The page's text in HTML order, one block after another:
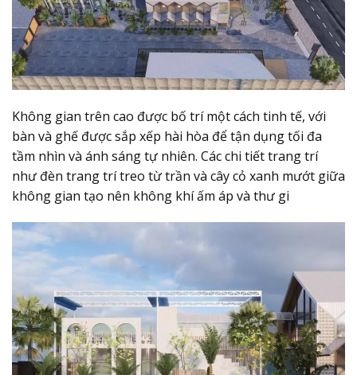
Không gian trên cao được bố trí một cách tinh tế, với
bàn và ghế được sắp xếp hài hòa để tận dụng tối đa
tầm nhìn và ánh sáng tự nhiên. Các chi tiết trang trí
như đèn trang trí treo từ trần và cây cỏ xanh mướt giữa
không gian tạo nên không khí ấm áp và thư gi